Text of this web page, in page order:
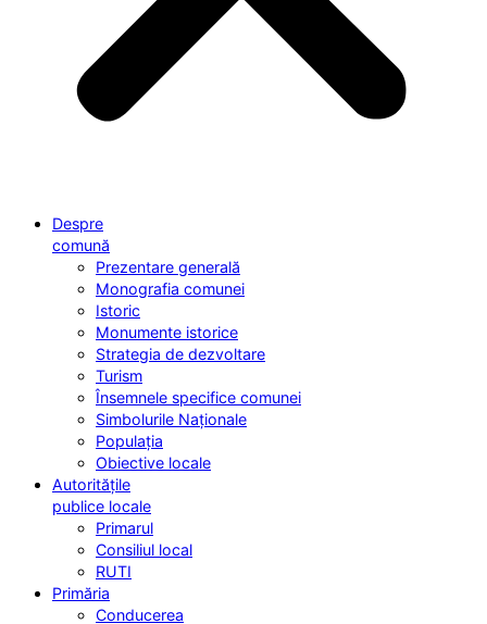
Despre
comună
Prezentare generală
Monografia comunei
Istoric
Monumente istorice
Strategia de dezvoltare
Turism
Însemnele specifice comunei
Simbolurile Naționale
Populația
Obiective locale
Autoritățile
publice locale
Primarul
Consiliul local
RUTI
Primăria
Conducerea